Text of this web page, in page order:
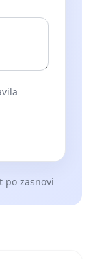
po zasnovi